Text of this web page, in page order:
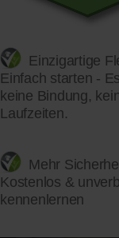
Einzigartige
Einfach starten -
keine Bindung,
Laufzeiten.
Mehr
Kostenlos &
kennenlernen